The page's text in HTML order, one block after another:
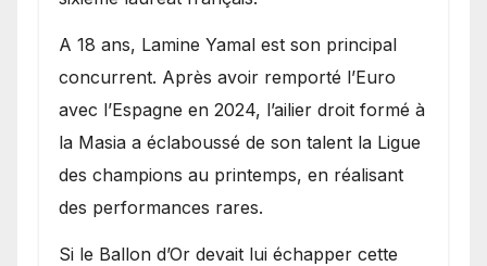
A 18 ans, Lamine Yamal est son principal
concurrent. Après avoir remporté l’Euro
avec l’Espagne en 2024, l’ailier droit formé à
la Masia a éclaboussé de son talent la Ligue
des champions au printemps, en réalisant
des performances rares.
Si le Ballon d’Or devait lui échapper cette